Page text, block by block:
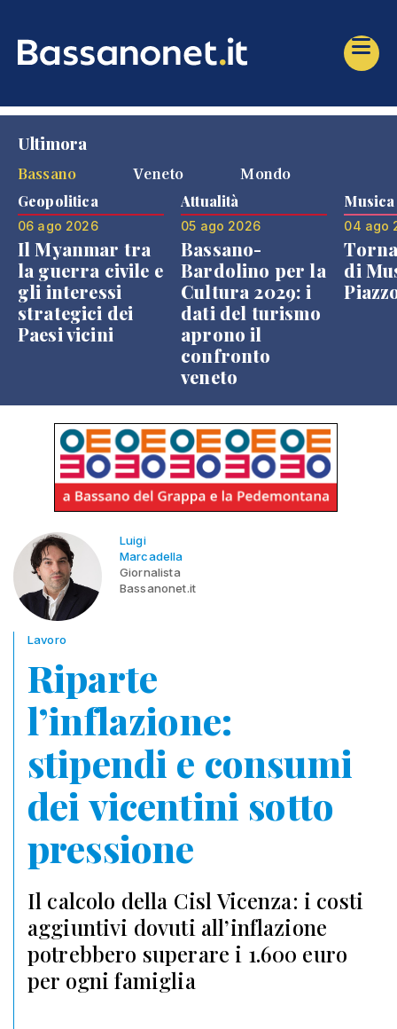
Ultimora
Bassano
Veneto Mondo
Geopolitica
06 ago 2026
Il Myanmar tra
la guerra civile e
gli interessi
strategici dei
Paesi vicini
Attualità
05 ago 2026
Bassano-
Bardolino per la
Cultura 2029: i
dati del turismo
aprono il
confronto
veneto
Musica
04 ago
di
Luigi
Marcadella
Giornalista
Bassanonet.it
Lavoro
Riparte
l’inflazione:
stipendi e consumi
dei vicentini sotto
pressione
Il calcolo della Cisl Vicenza: i costi
aggiuntivi dovuti all’inflazione
potrebbero superare i 1.600 euro
per ogni famiglia